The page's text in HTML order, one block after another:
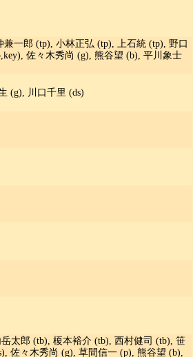
兼一郎 (tp), 小林正弘 (tp), 上石統 (tp), 野口
佐々木秀尚 (g), 熊谷望 (b), 平川象士
(g), 川口千里 (ds)
太郎 (tb), 榎本裕介 (tb), 西村健司 (tb), 笹
佐々木秀尚 (g), 草間信一 (p), 熊谷望 (b),